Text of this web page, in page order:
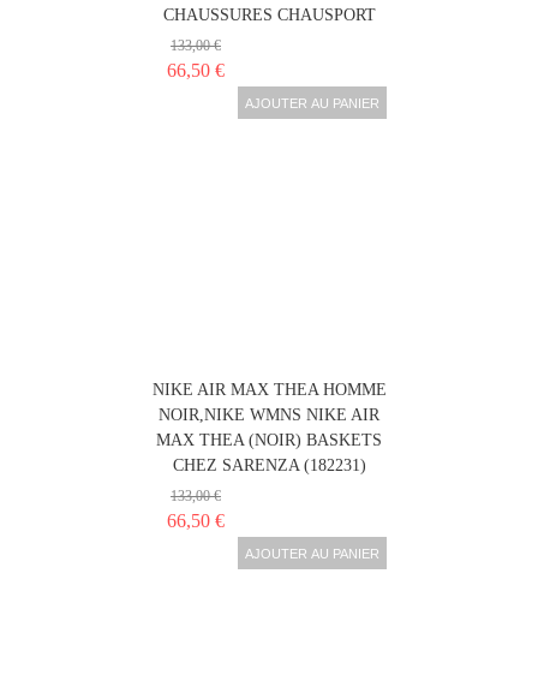
CHAUSSURES CHAUSPORT
133,00 €
66,50 €
AJOUTER AU PANIER
NIKE AIR MAX THEA HOMME
NOIR,NIKE WMNS NIKE AIR
MAX THEA (NOIR) BASKETS
CHEZ SARENZA (182231)
133,00 €
66,50 €
AJOUTER AU PANIER